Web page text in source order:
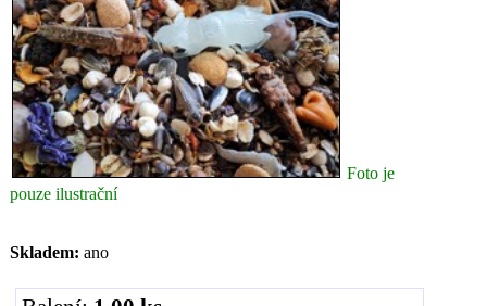
Foto je
pouze ilustrační
Skladem: ano